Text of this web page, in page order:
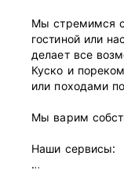
Мы стремимся
гостиной или
делает все
Куско и
или походами
Мы варим
Наши сервисы: